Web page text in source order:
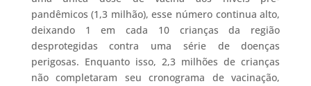
pandêmicos (1,3 milhão), esse número continua alto,
deixando 1 em cada 10 crianças da região
desprotegidas contra uma série de doenças
perigosas. Enquanto isso, 2,3 milhões de crianças
não completaram seu cronograma de vacinação,